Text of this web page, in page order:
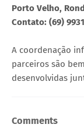
Porto Velho,
Contato: (69)
A coordenação
parceiros são
desenvolvidas
Comments